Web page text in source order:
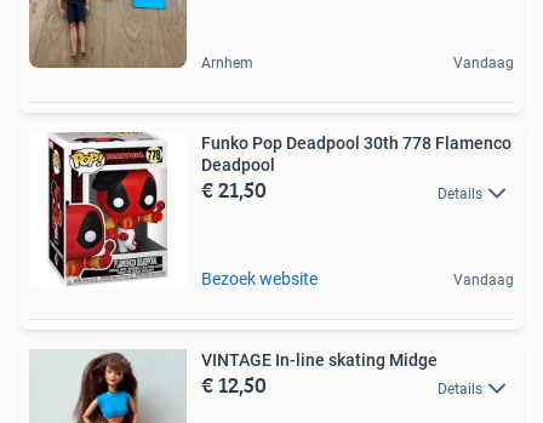
Arnhem Vandaag
Funko Pop Deadpool 30th 778 Flamenco
Deadpool
€ 21,50 Details
Bezoek website Vandaag
VINTAGE In-line skating Midge
€ 12,50 Details